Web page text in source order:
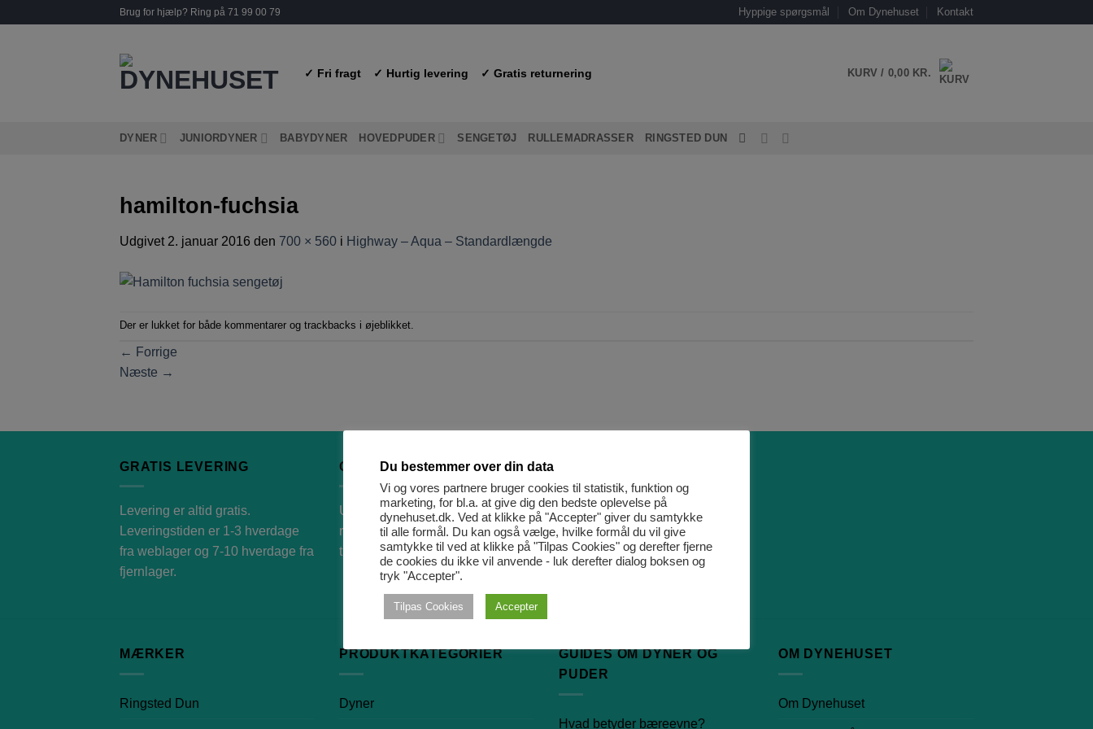
Brug for hjælp? Ring på 71 99 00 79 Hyppige spørgsmål Om Dynehuset Kontakt
✓ Fri fragt ✓ Hurtig levering ✓ Gratis returnering KURV / 0,00 KR.
DYNER JUNIORDYNER BABYDYNER HOVEDPUDER SENGETØJ RULLEMADRASSER RINGSTED DUN
hamilton-fuchsia
Udgivet 2. januar 2016 den 700 × 560 i Highway – Aqua – Standardlængde
Der er lukket for både kommentarer og trackbacks i øjeblikket.
← Forrige
Næste →
GRATIS LEVERING
Levering er altid gratis.
Leveringstiden er 1-3 hverdage
fra weblager og 7-10 hverdage fra
fjernlager.
GRATIS RETURNERING
Udfyld oplysningerne på vores
retur portal, så får du automatisk
tilsendt en retur label.
Vi har prisgaranti. Det betyder at
vi altid matcher prisen, hvis du
kan finde varen billigere et andet
MÆRKER
Ringsted Dun
PRODUKTKATEGORIER
Dyner
GUIDES OM DYNER OG
PUDER
Hvad betyder bæreevne?
OM DYNEHUSET
Om Dynehuset
Du bestemmer over din data
Vi og vores partnere bruger cookies til statistik, funktion og
marketing, for bl.a. at give dig den bedste oplevelse på
dynehuset.dk. Ved at klikke på "Accepter" giver du samtykke
til alle formål. Du kan også vælge, hvilke formål du vil give
samtykke til ved at klikke på "Tilpas Cookies" og derefter fjerne
de cookies du ikke vil anvende - luk derefter dialog boksen og
tryk "Accepter".
Tilpas Cookies Accepter